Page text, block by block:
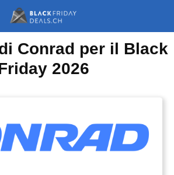
Conrad per il Black
2026